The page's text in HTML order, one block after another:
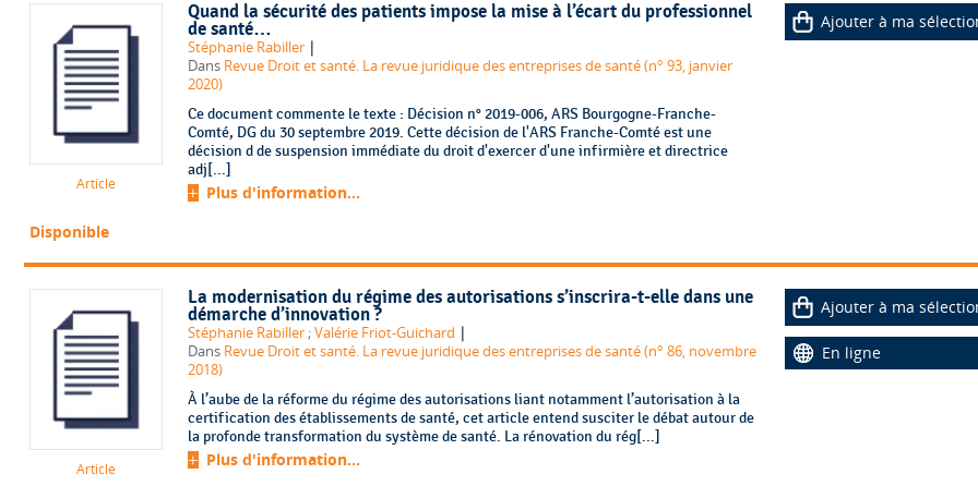
Article
Quand la sécurité des patients impose la mise à l’écart du professionnel
de santé…
Stéphanie Rabiller |
Dans Revue Droit et santé. La revue juridique des entreprises de santé (n° 93, janvier
2020)
Ce document commente le texte : Décision n° 2019-006, ARS Bourgogne-Franche-
Comté, DG du 30 septembre 2019. Cette décision de l'ARS Franche-Comté est une
décision d de suspension immédiate du droit d'exercer d'une infirmière et directrice
adj[...]
Plus d'information...
Ajouter à ma
Disponible
Article
La modernisation du régime des autorisations s’inscrira-t-elle dans une
démarche d’innovation ?
Stéphanie Rabiller ;Valérie Friot-Guichard |
Dans Revue Droit et santé. La revue juridique des entreprises de santé (n° 86, novembre
2018)
À l’aube de la réforme du régime des autorisations liant notamment l’autorisation à la
certification des établissements de santé, cet article entend susciter le débat autour de
la profonde transformation du système de santé. La rénovation du rég[...]
Plus d'information...
Ajouter à ma
En ligne